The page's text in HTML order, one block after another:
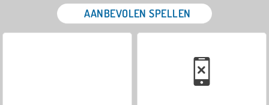
AANBEVOLEN SPELLEN